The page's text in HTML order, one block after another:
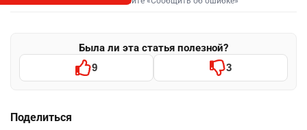
Была ли эта статья полезной?
9 3
Поделиться